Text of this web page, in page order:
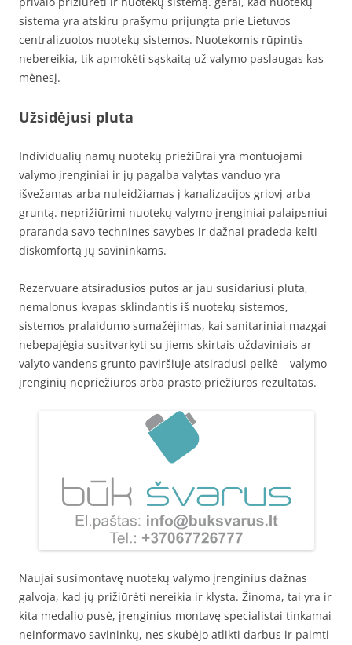
sistema yra atskiru prašymu prijungta prie Lietuvos
centralizuotos nuotekų sistemos. Nuotekomis rūpintis
nebereikia, tik apmokėti sąskaitą už valymo paslaugas kas
mėnesį.
Užsidėjusi pluta
Individualių namų nuotekų priežiūrai yra montuojami
valymo įrenginiai ir jų pagalba valytas vanduo yra
išvežamas arba nuleidžiamas į kanalizacijos griovį arba
gruntą. neprižiūrimi nuotekų valymo įrenginiai palaipsniui
praranda savo technines savybes ir dažnai pradeda kelti
diskomfortą jų savininkams.
Rezervuare atsiradusios putos ar jau susidariusi pluta,
nemalonus kvapas sklindantis iš nuotekų sistemos,
sistemos pralaidumo sumažėjimas, kai sanitariniai mazgai
nebepajėgia susitvarkyti su jiems skirtais uždaviniais ar
valyto vandens grunto paviršiuje atsiradusi pelkė – valymo
įrenginių nepriežiūros arba prasto priežiūros rezultatas.
Naujai susimontavę nuotekų valymo įrenginius dažnas
galvoja, kad jų prižiūrėti nereikia ir klysta. Žinoma, tai yra ir
kita medalio pusė, įrenginius montavę specialistai tinkamai
neinformavo savininkų, nes skubėjo atlikti darbus ir paimti